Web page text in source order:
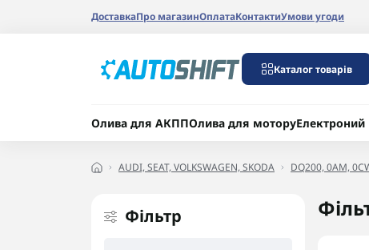
ДоставкаПро магазинОплатаКонтактиУмови угоди
Каталог товарів
Олива для АКППОлива для моторуЕлектроний
AUDI, SEAT, VOLKSWAGEN, SKODA DQ200, 0AM,
Фільтр